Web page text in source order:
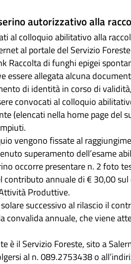
autorizzativo alla
al colloquio abilitativo alla
al portale del Servizio
Raccolta di funghi epigei
essere allegata alcuna
di identità in corso di
convocati al colloquio
(elencati nella home page del
vengono fissate al
superamento dell’esame
occorre presentare n. 2 foto
contributo annuale di € 30,00
Produttive.
successivo al rilascio il
convalida annuale, che viene
è il Servizio Foreste, sito a
al n. 089.2753438 o